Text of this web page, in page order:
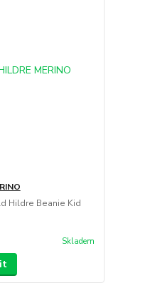
Hildre Beanie Kid
Skladem